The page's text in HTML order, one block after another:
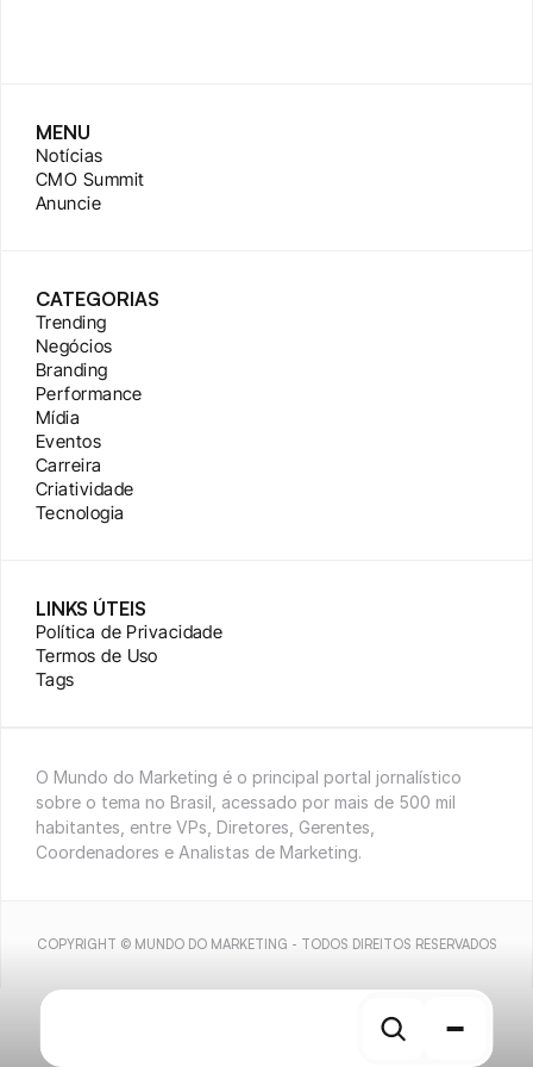
MENU
Notícias
CMO Summit
Anuncie
CATEGORIAS
Trending
Negócios
Branding
Performance
Mídia
Eventos
Carreira
Criatividade
Tecnologia
LINKS ÚTEIS
Política de Privacidade
Termos de Uso
Tags
O Mundo do Marketing é o principal portal jornalístico
sobre o tema no Brasil, acessado por mais de 500 mil
habitantes, entre VPs, Diretores, Gerentes,
Coordenadores e Analistas de Marketing.
COPYRIGHT © MUNDO DO MARKETING - TODOS DIREITOS RESERVADOS